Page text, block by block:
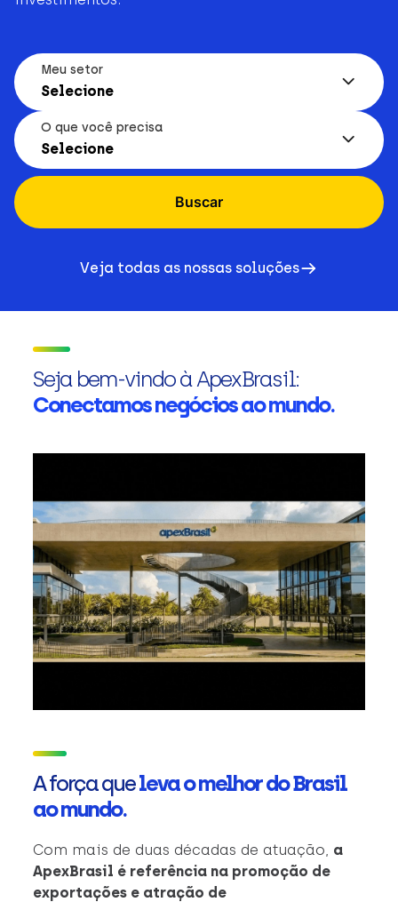
Meu setor
Selecione
O que você precisa
Selecione
Buscar
Veja todas as nossas soluções
Seja bem-vindo à ApexBrasil:
Conectamos negócios ao mundo.
A força queleva o melhor do Brasil
ao mundo.
Com mais de duas décadas de atuação, a
ApexBrasil é referência na promoção de
exportações e atração de